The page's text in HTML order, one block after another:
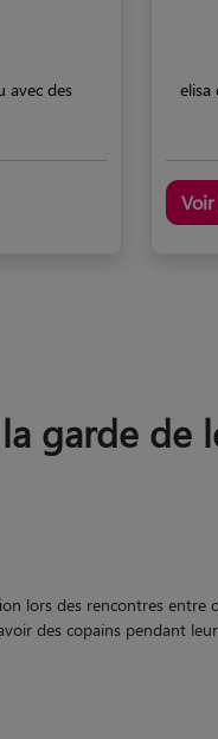
avec des
elisa
garde de
belles photos très
et sympathique ! Je